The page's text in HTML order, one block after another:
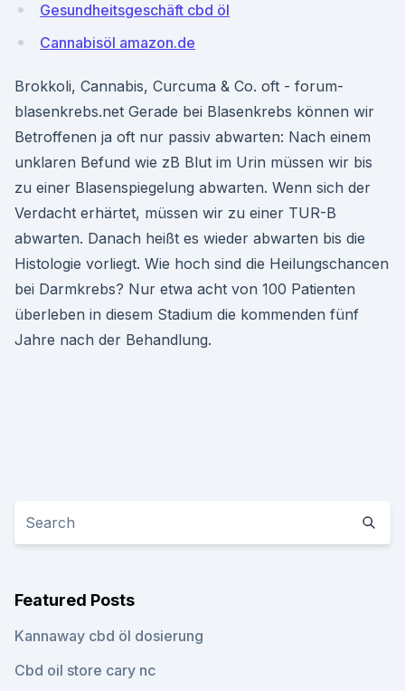
Gesundheitsgeschäft cbd öl
Cannabisöl amazon.de
Brokkoli, Cannabis, Curcuma & Co. oft - forum-
blasenkrebs.net Gerade bei Blasenkrebs können wir
Betroffenen ja oft nur passiv abwarten: Nach einem
unklaren Befund wie zB Blut im Urin müssen wir bis
zu einer Blasenspiegelung abwarten. Wenn sich der
Verdacht erhärtet, müssen wir zu einer TUR-B
abwarten. Danach heißt es wieder abwarten bis die
Histologie vorliegt. Wie hoch sind die Heilungschancen
bei Darmkrebs? Nur etwa acht von 100 Patienten
überleben in diesem Stadium die kommenden fünf
Jahre nach der Behandlung.
Featured Posts
Kannaway cbd öl dosierung
Cbd oil store cary nc